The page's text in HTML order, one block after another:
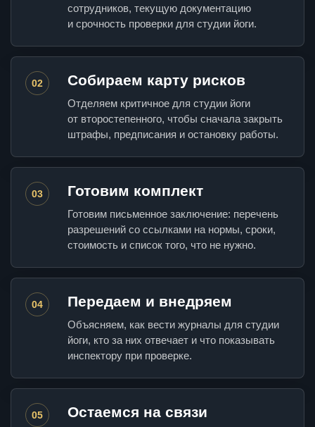
сотрудников, текущую документацию
и срочность проверки для студии йоги.
02 Собираем карту рисков
Отделяем критичное для студии йоги
от второстепенного, чтобы сначала закрыть
штрафы, предписания и остановку работы.
03 Готовим комплект
Готовим письменное заключение: перечень
разрешений со ссылками на нормы, сроки,
стоимость и список того, что не нужно.
04 Передаем и внедряем
Объясняем, как вести журналы для студии
йоги, кто за них отвечает и что показывать
инспектору при проверке.
05 Остаемся на связи